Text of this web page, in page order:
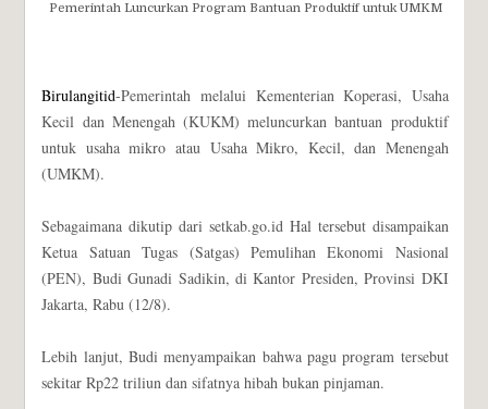
Pemerintah Luncurkan Program Bantuan Produktif untuk UMKM
Birulangitid-Pemerintah melalui Kementerian Koperasi, Usaha
Kecil dan Menengah (KUKM) meluncurkan bantuan produktif
untuk usaha mikro atau Usaha Mikro, Kecil, dan Menengah
(UMKM).
Sebagaimana dikutip dari setkab.go.id Hal tersebut disampaikan
Ketua Satuan Tugas (Satgas) Pemulihan Ekonomi Nasional
(PEN), Budi Gunadi Sadikin, di Kantor Presiden, Provinsi DKI
Jakarta, Rabu (12/8).
Lebih lanjut, Budi menyampaikan bahwa pagu program tersebut
sekitar Rp22 triliun dan sifatnya hibah bukan pinjaman.